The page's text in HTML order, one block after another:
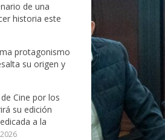
de una
historia este
protagonismo
su origen y
Cine por los
su edición
a la